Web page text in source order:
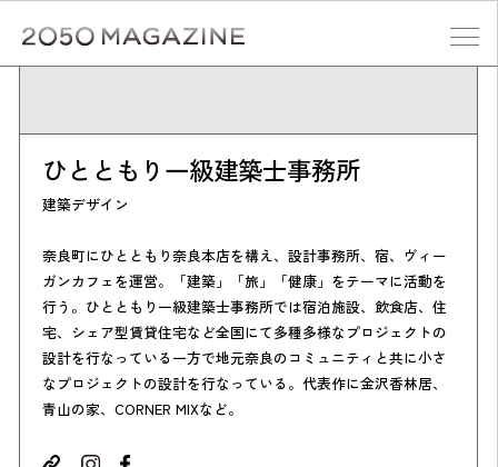
content
ひとともり一級建築士事務所
建築デザイン
奈良町にひとともり奈良本店を構え、設計事務所、宿、ヴィー
ガンカフェを運営。「建築」「旅」「健康」をテーマに活動を
行う。ひとともり一級建築士事務所では宿泊施設、飲食店、住
宅、シェア型賃貸住宅など全国にて多種多様なプロジェクトの
設計を行なっている一方で地元奈良のコミュニティと共に小さ
なプロジェクトの設計を行なっている。代表作に金沢香林居、
青山の家、CORNER MIXなど。